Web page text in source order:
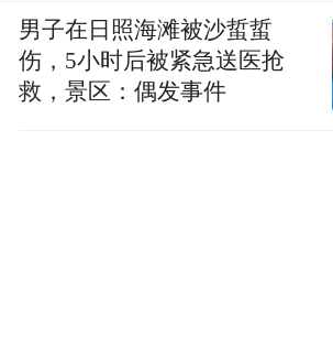
男子在日照海滩被沙蜇蜇
伤，5小时后被紧急送医抢
救，景区：偶发事件